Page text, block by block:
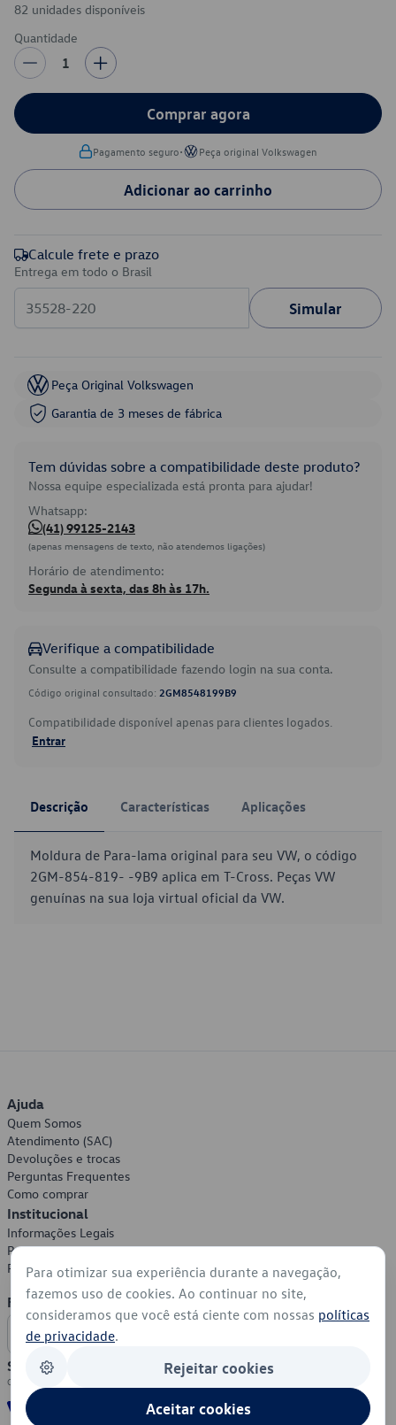
82 unidades disponíveis
Quantidade
1
Comprar agora
Pagamento seguro• Peça original Volkswagen
Adicionar ao carrinho
Calcule frete e prazo
Entrega em todo o Brasil
Simular
Peça Original Volkswagen
Garantia de 3 meses de fábrica
Tem dúvidas sobre a compatibilidade deste produto?
Nossa equipe especializada está pronta para ajudar!
Whatsapp:
(41) 99125-2143
(apenas mensagens de texto, não atendemos ligações)
Horário de atendimento:
Segunda à sexta, das 8h às 17h.
Verifique a compatibilidade
Consulte a compatibilidade fazendo login na sua conta.
Código original consultado: 2GM8548199B9
Compatibilidade disponível apenas para clientes logados.
Entrar
Descrição Características Aplicações
Moldura de Para-lama original para seu VW, o código
2GM-854-819- -9B9 aplica em T-Cross. Peças VW
genuínas na sua loja virtual oficial da VW.
Ajuda
Quem Somos
Atendimento (SAC)
Devoluções e trocas
Perguntas Frequentes
Como comprar
Institucional
Informações Legais
Política de Privacidade
Política de Cookies
Formas de Pagamento
Segurança
Para otimizar sua experiência durante a navegação,
fazemos uso de cookies. Ao continuar no site,
consideramos que você está ciente com nossas políticas
de privacidade.
Rejeitar cookies
Aceitar cookies